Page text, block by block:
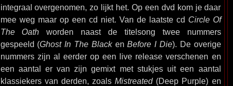
integraal overgenomen, zo lijkt het. Op een dvd kom je daar
mee weg maar op een cd niet. Van de laatste cd Circle Of
The Oath worden naast de titelsong twee nummers
gespeeld (Ghost In The BlackenBefore I Die). De overige
nummers zijn al eerder op een live release verschenen en
een aantal er van zijn gemixt met stukjes uit een aantal
klassiekers van derden, zoalsMistreated(Deep Purple) en